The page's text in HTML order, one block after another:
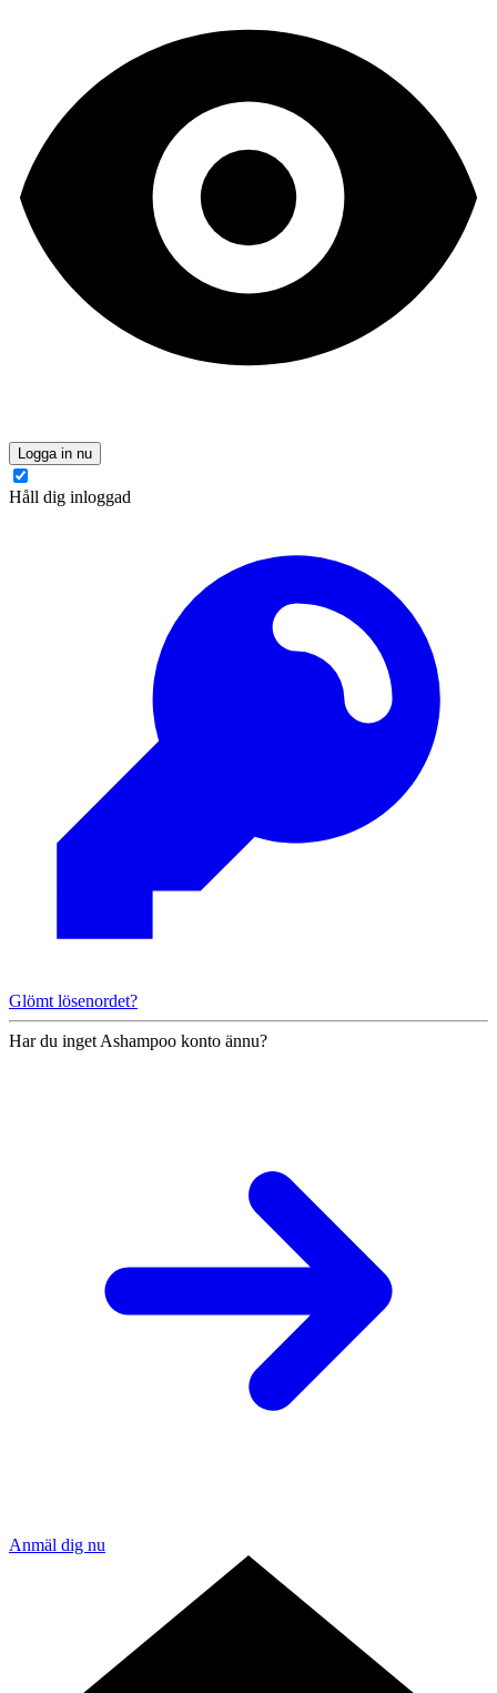
Logga in nu
Håll dig inloggad
Glömt lösenordet?
Har du inget Ashampoo konto ännu?
Anmäl dig nu